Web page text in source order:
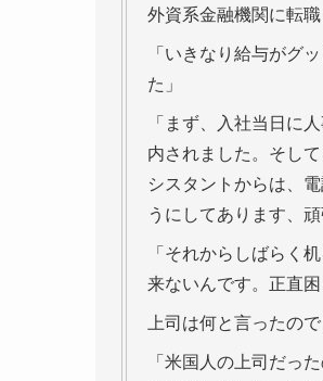
外資系金融機関に転
「いきなり給与がグ
た」
「まず、入社当日に
内されました。そし
シスタントからは、
うにしてあります、
「それからしばらく
来ないんです。正直
上司は何と言ったので
「米国人の上司だっ